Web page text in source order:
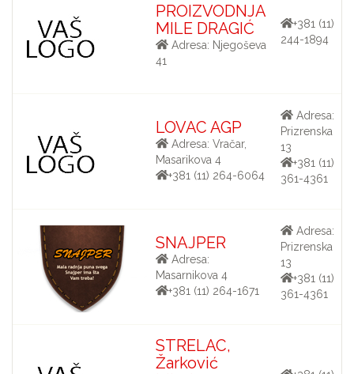
PROIZVODNJA
MILE DRAGIĆ
Adresa: Njegoševa
41
+381 (11)
244-1894
LOVAC AGP
Adresa: Vračar,
Masarikova 4
+381 (11) 264-6064
Adresa:
Prizrenska
13
+381 (11)
361-4361
SNAJPER
Adresa:
Masarnikova 4
+381 (11) 264-1671
Adresa:
Prizrenska
13
+381 (11)
361-4361
STRELAC,
Žarković